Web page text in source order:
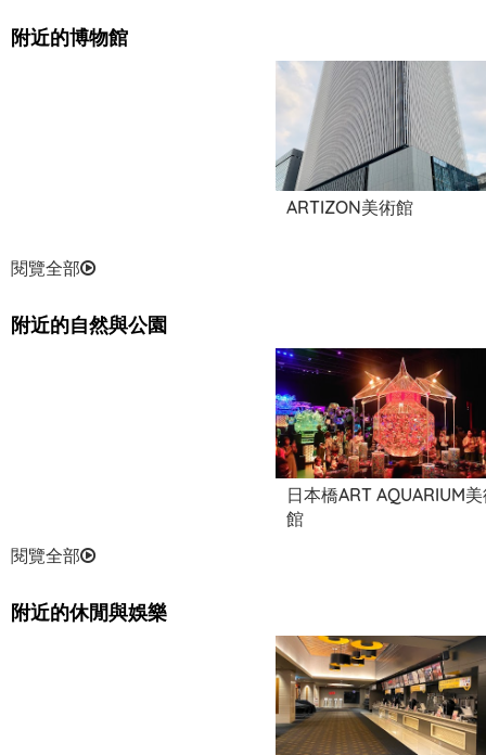
附近的博物館
ARTIZON美術館
閱覽全部
附近的自然與公園
日本橋ART AQUARIUM
館
閱覽全部
附近的休閒與娛樂